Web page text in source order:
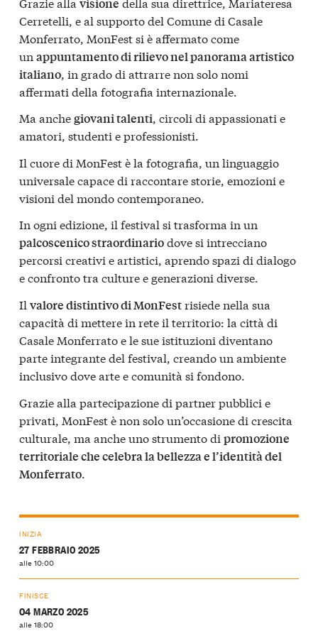
Cerretelli, e al supporto del Comune di Casale
Monferrato, MonFest si è affermato come
un appuntamento di rilievo nel panorama artistico
italiano , in grado di attrarre non solo nomi
affermati della fotografia internazionale.
Ma anchegiovani talenti, circoli di appassionati e
amatori, studenti e professionisti.
Il cuore di MonFest è la fotografia, un linguaggio
universale capace di raccontare storie, emozioni e
visioni del mondo contemporaneo.
In ogni edizione, il festival si trasforma in un
palcoscenico straordinariodove si intrecciano
percorsi creativi e artistici, aprendo spazi di dialogo
e confronto tra culture e generazioni diverse.
Il valore distintivo di MonFestrisiede nella sua
capacità di mettere in rete il territorio: la città di
Casale Monferrato e le sue istituzioni diventano
parte integrante del festival, creando un ambiente
inclusivo dove arte e comunità si fondono.
Grazie alla partecipazione di partner pubblici e
privati, MonFest è non solo un’occasione di crescita
culturale, ma anche uno strumento di promozione
territoriale che celebra la bellezza e l’identità del
Monferrato
INIZIA
27 FEBBRAIO 2025
alle 10:00
FINISCE
04 MARZO 2025
alle 18:00